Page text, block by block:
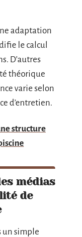
adaptation
le calcul
D’autres
théorique
varie selon
d’entretien.
structure
médias
de
un simple